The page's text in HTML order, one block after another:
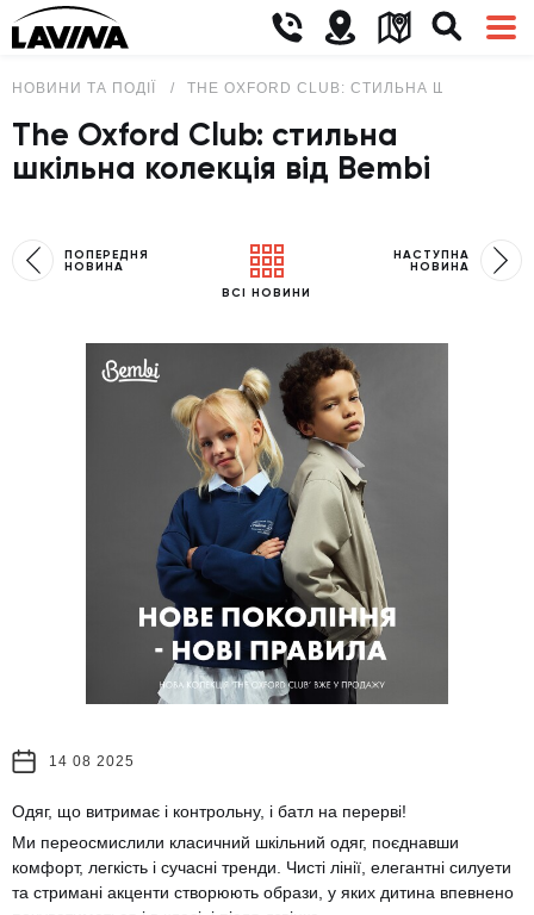
НОВИНИ ТА ПОДІЇ THE OXFORD CLUB: СТИЛЬНА ШКІЛЬНА
The Oxford Club: стильна
шкільна колекція від Bembi
ПОПЕРЕДНЯ
НОВИНА
ВСІ НОВИНИ
НАСТУПНА
НОВИНА
14 08 2025
Одяг, що витримає і контрольну, і батл на перерві!
Ми переосмислили класичний шкільний одяг, поєднавши
комфорт, легкість і сучасні тренди. Чисті лінії, елегантні силуети
та стримані акценти створюють образи, у яких дитина впевнено